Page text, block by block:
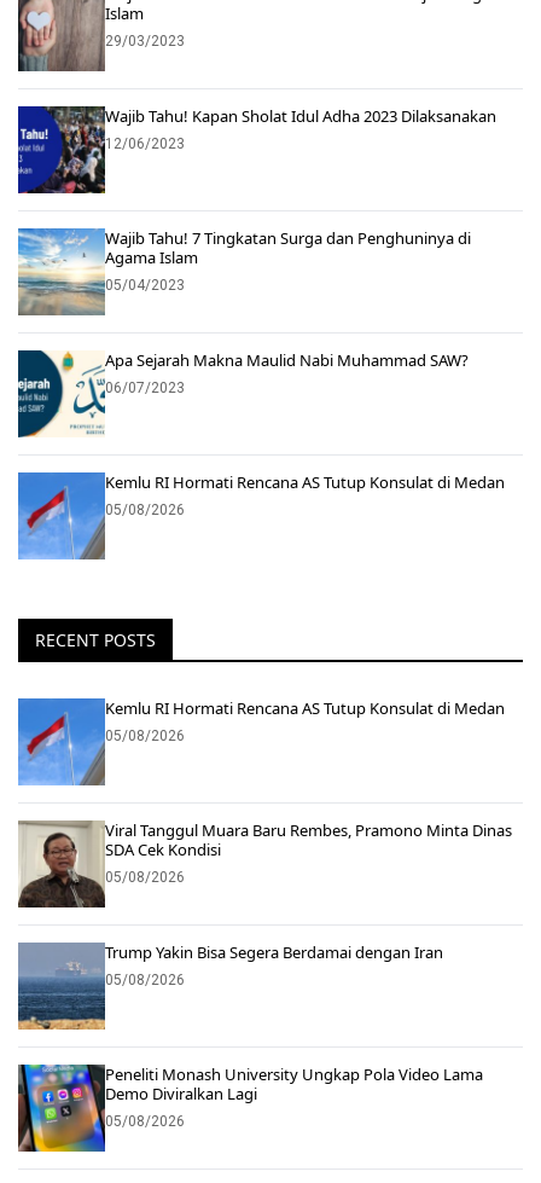
Islam
29/03/2023
Wajib Tahu! Kapan Sholat Idul Adha 2023 Dilaksanakan
12/06/2023
Wajib Tahu! 7 Tingkatan Surga dan Penghuninya di
Agama Islam
05/04/2023
Apa Sejarah Makna Maulid Nabi Muhammad SAW?
06/07/2023
Kemlu RI Hormati Rencana AS Tutup Konsulat di Medan
05/08/2026
RECENT POSTS
Kemlu RI Hormati Rencana AS Tutup Konsulat di Medan
05/08/2026
Viral Tanggul Muara Baru Rembes, Pramono Minta Dinas
SDA Cek Kondisi
05/08/2026
Trump Yakin Bisa Segera Berdamai dengan Iran
05/08/2026
Peneliti Monash University Ungkap Pola Video Lama
Demo Diviralkan Lagi
05/08/2026